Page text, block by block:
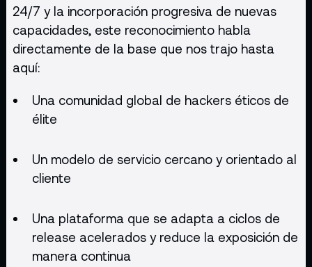
24/7 y la incorporación progresiva de nuevas
capacidades, este reconocimiento habla
directamente de la base que nos trajo hasta
aquí:
Una comunidad global de hackers éticos de
élite
Un modelo de servicio cercano y orientado al
cliente
Una plataforma que se adapta a ciclos de
release acelerados y reduce la exposición de
manera continua